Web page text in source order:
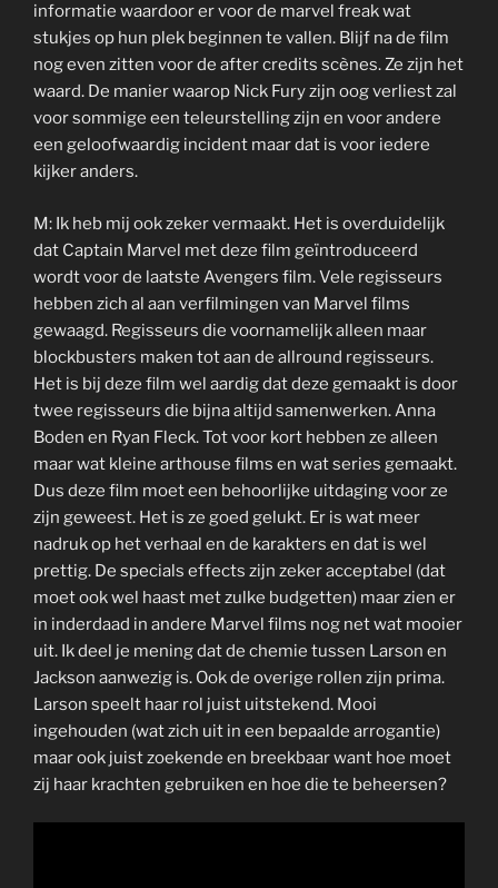
informatie waardoor er voor de marvel freak wat
stukjes op hun plek beginnen te vallen. Blijf na de film
nog even zitten voor de after credits scènes. Ze zijn het
waard. De manier waarop Nick Fury zijn oog verliest zal
voor sommige een teleurstelling zijn en voor andere
een geloofwaardig incident maar dat is voor iedere
kijker anders.
M: Ik heb mij ook zeker vermaakt. Het is overduidelijk
dat Captain Marvel met deze film geïntroduceerd
wordt voor de laatste Avengers film. Vele regisseurs
hebben zich al aan verfilmingen van Marvel films
gewaagd. Regisseurs die voornamelijk alleen maar
blockbusters maken tot aan de allround regisseurs.
Het is bij deze film wel aardig dat deze gemaakt is door
twee regisseurs die bijna altijd samenwerken. Anna
Boden en Ryan Fleck. Tot voor kort hebben ze alleen
maar wat kleine arthouse films en wat series gemaakt.
Dus deze film moet een behoorlijke uitdaging voor ze
zijn geweest. Het is ze goed gelukt. Er is wat meer
nadruk op het verhaal en de karakters en dat is wel
prettig. De specials effects zijn zeker acceptabel (dat
moet ook wel haast met zulke budgetten) maar zien er
in inderdaad in andere Marvel films nog net wat mooier
uit. Ik deel je mening dat de chemie tussen Larson en
Jackson aanwezig is. Ook de overige rollen zijn prima.
Larson speelt haar rol juist uitstekend. Mooi
ingehouden (wat zich uit in een bepaalde arrogantie)
maar ook juist zoekende en breekbaar want hoe moet
zij haar krachten gebruiken en hoe die te beheersen?